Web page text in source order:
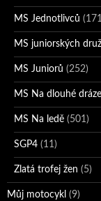
MS Jednotlivců
MS juniorských
MS Juniorů (252)
MS Na dlouhé dráze
MS Na ledě (501)
SGP4 (11)
Zlatá trofej žen (5)
Můj motocykl (9)